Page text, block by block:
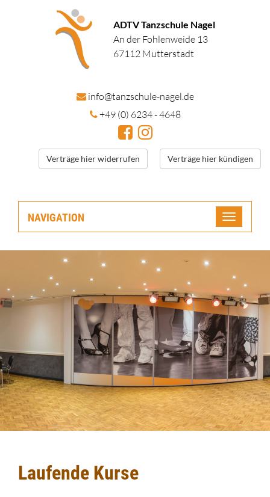
ADTV Tanzschule Nagel
An der Fohlenweide 13
67112 Mutterstadt
info@tanzschule-nagel.de
+49 (0) 6234 - 4648
Verträge hier widerrufen Verträge hier kündigen
NAVIGATION
Toggle
Laufende Kurse